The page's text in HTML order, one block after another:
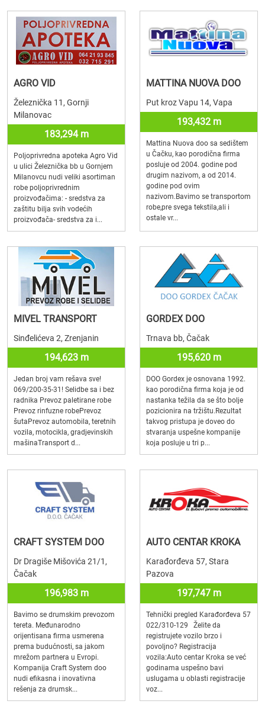
AGRO VID
Železnička 11, Gornji
Milanovac
183,294 m
Poljoprivredna apoteka Agro Vid
u ulici Železnička bb u Gornjem
Milanovcu nudi veliki asortiman
robe poljoprivrednim
proizvođačima: - sredstva za
zaštitu bilja svih vodećih
proizvođača- sredstva za i...
MATTINA NUOVA DOO
Put kroz Vapu 14, Vapa
193,432 m
Mattina Nuova doo sa sedištem
u Čačku, kao porodična firma
posluje od 2004. godine pod
drugim nazivom, a od 2014.
godine pod ovim
nazivom.Bavimo se transportom
robe,pre svega tekstila,ali i
ostale vr...
MIVEL TRANSPORT
Sinđelićeva 2, Zrenjanin
194,623 m
Jedan broj vam rešava sve!
069/200-35-31! Selidbe sa i bez
radnika Prevoz paletirane robe
Prevoz rinfuzne robePrevoz
šutaPrevoz automobila, teretnih
vozila, motocikla, gradjevinskih
mašinaTransport d...
GORDEX DOO
Trnava bb, Čačak
195,620 m
DOO Gordex je osnovana 1992.
kao porodična firma koja je od
nastanka težila da se što bolje
pozicionira na tržištu.Rezultat
takvog pristupa je doveo do
stvaranja uspešne kompanije
koja posluje u tri p...
CRAFT SYSTEM DOO
Dr Dragiše Mišovića 21/1,
Čačak
196,983 m
Bavimo se drumskim prevozom
tereta. Međunarodno
orijentisana firma usmerena
prema budućnosti, sa jakom
mrežom partnera u Evropi.
Kompanija Craft System doo
nudi efikasna i inovativna
rešenja za drumsk...
AUTO CENTAR KROKA
Karađorđeva 57, Stara
Pazova
197,747 m
Tehnički pregled Karađorđeva 57
022/310-129 Želite da
registrujete vozilo brzo i
povoljno? Registracija
vozila:Auto centar Kroka se već
godinama uspešno bavi
uslugama u oblasti registracije
voz...